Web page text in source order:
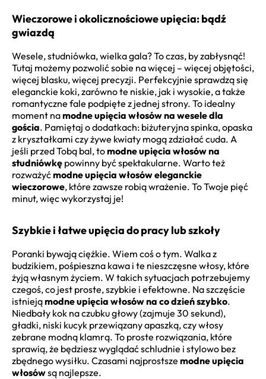
Wieczorowe i okolicznościowe upięcia: bądź
gwiazdą
Wesele, studniówka, wielka gala? To czas, by zabłysnąć!
Tutaj możemy pozwolić sobie na więcej – więcej objętości,
więcej blasku, więcej precyzji. Perfekcyjnie sprawdzą się
eleganckie koki, zarówno te niskie, jak i wysokie, a także
romantyczne fale podpięte z jednej strony. To idealny
moment namodne upięcia włosów na wesele dla
gościa. Pamiętaj o dodatkach: biżuteryjna spinka, opaska
z kryształkami czy żywe kwiaty mogą zdziałać cuda. A
jeśli przed Tobą bal, tomodne upięcia włosów na
studniówkę powinny być spektakularne. Warto też
rozważyćmodne upięcia włosów eleganckie
wieczorowe, które zawsze robią wrażenie. To Twoje pięć
minut, więc wykorzystaj je!
Szybkie i łatwe upięcia do pracy lub szkoły
Poranki bywają ciężkie. Wiem coś o tym. Walka z
budzikiem, pośpieszna kawa i te nieszczęsne włosy, które
żyją własnym życiem. W takich sytuacjach potrzebujemy
czegoś, co jest proste, szybkie i efektowne. Na szczęście
istniejąmodne upięcia włosów na co dzień szybko.
Niedbały kok na czubku głowy (zajmuje 30 sekund),
gładki, niski kucyk przewiązany apaszką, czy włosy
zebrane modną klamrą. To proste rozwiązania, które
sprawią, że będziesz wyglądać schludnie i stylowo bez
zbędnego wysiłku. Czasami najprostsze modne upięcia
włosówsą najlepsze.